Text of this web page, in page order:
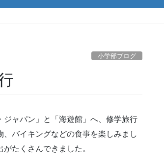
小学部ブログ
ジャパン」と「海遊館」へ、修学旅行
バイキングなどの食事を楽しみまし
たくさんできました。